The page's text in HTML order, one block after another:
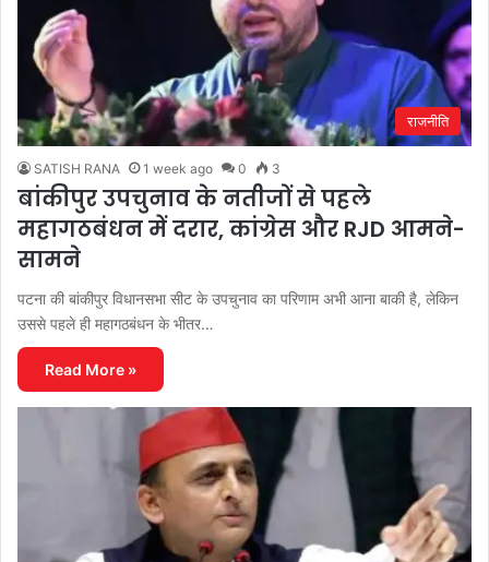
राजनीति
SATISH RANA 1 week ago 0 3
बांकीपुर उपचुनाव के नतीजों से पहले
महागठबंधन में दरार, कांग्रेस और RJD आमने-
सामने
पटना की बांकीपुर विधानसभा सीट के उपचुनाव का परिणाम अभी आना बाकी है, लेकिन
उससे पहले ही महागठबंधन के भीतर…
Read More »